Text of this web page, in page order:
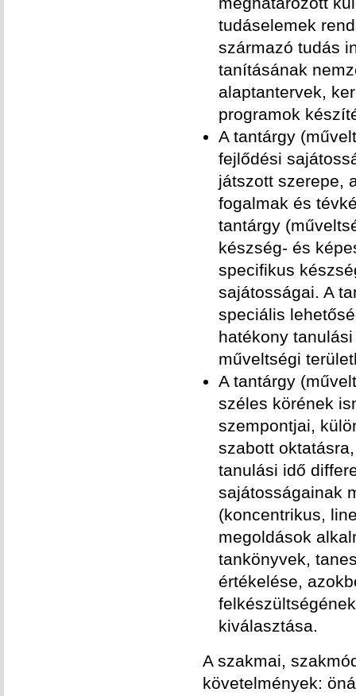
tudáselemek
származó tudás
tanításának
alaptantervek,
programok
A tantárgy
fejlődési
játszott szerepe,
fogalmak és
tantárgy
készség- és
specifikus
sajátosságai. A
speciális
hatékony
műveltségi
A tantárgy
széles körének
szempontjai,
szabott
tanulási idő
sajátosságainak
(koncentrikus,
megoldások
tankönyvek,
értékelése,
kiválasztása.
A szakmai,
követelmények: